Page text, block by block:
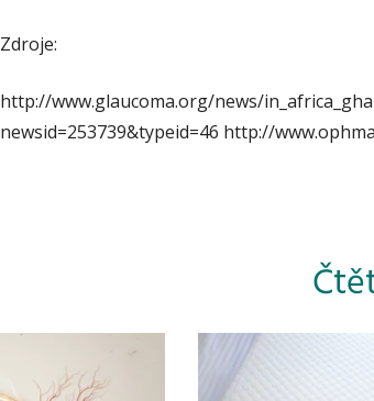
Zdroje:
http://www.glaucoma.org/news/
newsid=253739&typeid=46 http://